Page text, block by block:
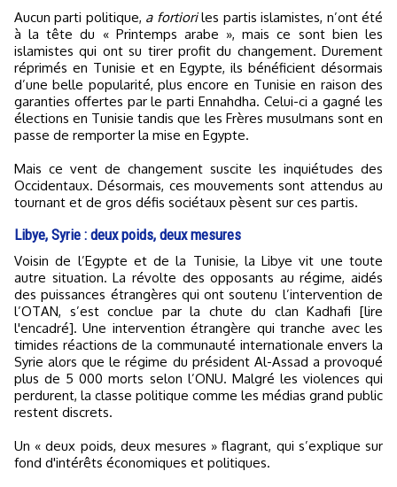
Aucun parti politique, a fortioriles partis islamistes, n’ont été
à la tête du « Printemps arabe », mais ce sont bien les
islamistes qui ont su tirer profit du changement. Durement
réprimés en Tunisie et en Egypte, ils bénéficient désormais
d’une belle popularité, plus encore en Tunisie en raison des
garanties offertes par le parti Ennahdha. Celui-ci a gagné les
élections en Tunisie tandis que les Frères musulmans sont en
passe de remporter la mise en Egypte.
Mais ce vent de changement suscite les inquiétudes des
Occidentaux. Désormais, ces mouvements sont attendus au
tournant et de gros défis sociétaux pèsent sur ces partis.
Libye, Syrie : deux poids, deux mesures
Voisin de l’Egypte et de la Tunisie, la Libye vit une toute
autre situation. La révolte des opposants au régime, aidés
des puissances étrangères qui ont soutenu l’intervention de
l’OTAN, s’est conclue par la chute du clan Kadhafi [lire
l'encadré]. Une intervention étrangère qui tranche avec les
timides réactions de la communauté internationale envers la
Syrie alors que le régime du président Al-Assad a provoqué
plus de 5 000 morts selon l’ONU. Malgré les violences qui
perdurent, la classe politique comme les médias grand public
restent discrets.
Un « deux poids, deux mesures » flagrant, qui s’explique sur
fond d'intérêts économiques et politiques.